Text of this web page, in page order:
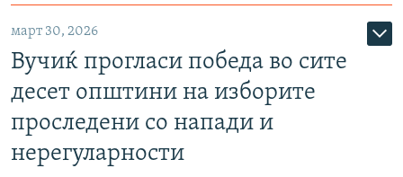
март 30, 2026
Вучиќ прогласи победа во сите
десет општини на изборите
проследени со напади и
нерегуларности